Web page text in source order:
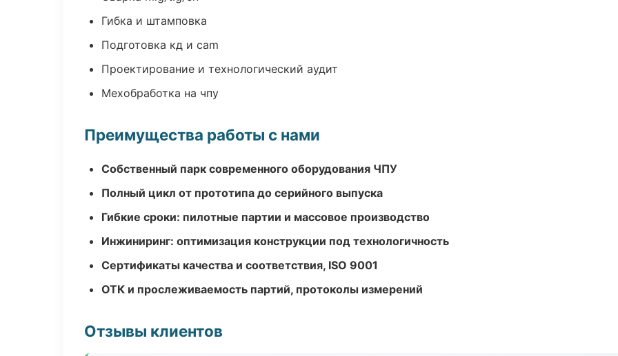
Гибка и штамповка
Подготовка кд и cam
Проектирование и технологический аудит
Мехобработка на чпу
Преимущества работы с нами
Собственный парк современного оборудования ЧПУ
Полный цикл от прототипа до серийного выпуска
Гибкие сроки: пилотные партии и массовое производство
Инжиниринг: оптимизация конструкции под технологичность
Сертификаты качества и соответствия, ISO 9001
ОТК и прослеживаемость партий, протоколы измерений
Отзывы клиентов